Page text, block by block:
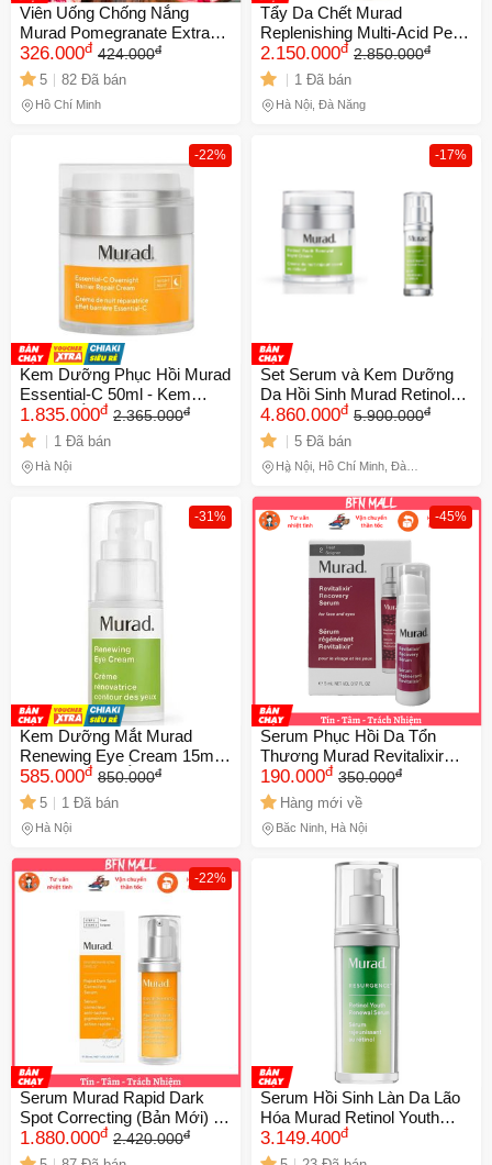
Viên Uống Chống Nắng
Murad Pomegranate Extract
250mg - Bảo Vệ Da Khỏi Tia
UV và Ô Nhiễm - 120 Viên
Chống Oxy Hóa
326.000đ 424.000đ
5 82 Đã bán
Hồ Chí Minh
Tẩy Da Chết Murad
Replenishing Multi-Acid Peel
100ml NK(Chính hãng)
2.150.000đ 2.850.000đ
1 Đã bán
Hà Nội, Đà Nẵng
-22%
Kem Dưỡng Phục Hồi Murad
Essential-C 50ml - Kem
Dưỡng Ẩm Ban Đêm Chống
Oxy Hóa, Phục Hồi Da,
Dưỡng Ẩm Sáng Mịn, Dành
Cho Da Khô
1.835.000đ 2.365.000đ
1 Đã bán
Hà Nội
-17%
Set Serum và Kem Dưỡng
Da Hồi Sinh Murad Retinol
Youth Renewal 30ml & 50ml
4.860.000đ 5.900.000đ
5 Đã bán
Hà Nội, Hồ Chí Minh, Đà
-31%
Kem Dưỡng Mắt Murad
Renewing Eye Cream 15ml -
Cung Cấp Độ Ẩm, Giảm Nếp
Nhăn & Quầng Thâm, Phục
Hồi Da Mắt Tươi Trẻ
585.000đ 850.000đ
5 1 Đã bán
Hà Nội
-45%
Serum Phục Hồi Da Tổn
Thương Murad Revitalixir
Recovery Serum 5ml
190.000đ 350.000đ
Hàng mới về
Bắc Ninh, Hà Nội
-22%
Serum Murad Rapid Dark
Spot Correcting (Bản Mới) |
Tinh chất dưỡng sáng, giảm
nám, làm mới bề mặt da
1.880.000đ 2.420.000đ
Serum Hồi Sinh Làn Da Lão
Hóa Murad Retinol Youth
Renewal 30ml - Chống Nếp
Nhăn, Dưỡng Ẩm Da Mịn
3.149.400đ